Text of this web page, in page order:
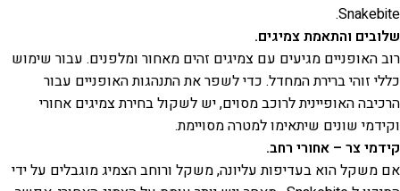
Snakebite.
שלובים והתאמת צמיגים.
רוב האופניים מגיעים עם צמיגים זהים מאחור ומלפנים. עבור שימוש
כללי זוהי ברירת המחדל. כדי לשפר את התנהגות האופניים עבור
הרכיבה האופיינית לרוכב מסוים, יש לשקול בחירת צמיגים אחורי
וקידמי שונים שיתאימו למטרה מסויימת.
קידמי צר – אחורי רחב.
אם משקל הוא בעדיפות עליונה, משקל ורוחב הצמיג מוגבלים על ידי